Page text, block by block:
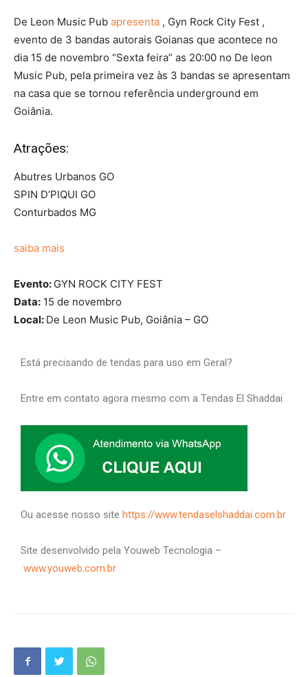
De Leon Music Pub apresenta , Gyn Rock City Fest ,
evento de 3 bandas autorais Goianas que acontece no
dia 15 de novembro “Sexta feira” as 20:00 no De leon
Music Pub, pela primeira vez às 3 bandas se apresentam
na casa que se tornou referência underground em
Goiânia.
Atrações:
Abutres Urbanos GO
SPIN D’PIQUI GO
Conturbados MG
saiba mais
Evento: GYN ROCK CITY FEST
Data: 15 de novembro
Local: De Leon Music Pub, Goiânia – GO
Está precisando de tendas para uso em Geral?
Entre em contato agora mesmo com a Tendas El Shaddai
Ou acesse nosso site https://www.tendaselshaddai.com.br
Site desenvolvido pela Youweb Tecnologia –
www.youweb.com.br